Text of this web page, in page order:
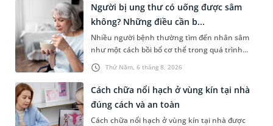
Thứ Năm, 6 tháng 8, 2026
Người bị ung thư có uống được sâm
không? Những điều cần b...
Nhiều người bệnh thường tìm đến nhân sâm
như một cách bồi bổ cơ thể trong quá trình
điều trị ung thư. Tuy nhiên, câu hỏi người bị
ung thư có uống được sâm kh...
Cách chữa nổi hạch ở vùng kín tại nhà
đúng cách và an toàn
Cách chữa nổi hạch ở vùng kín tại nhà được